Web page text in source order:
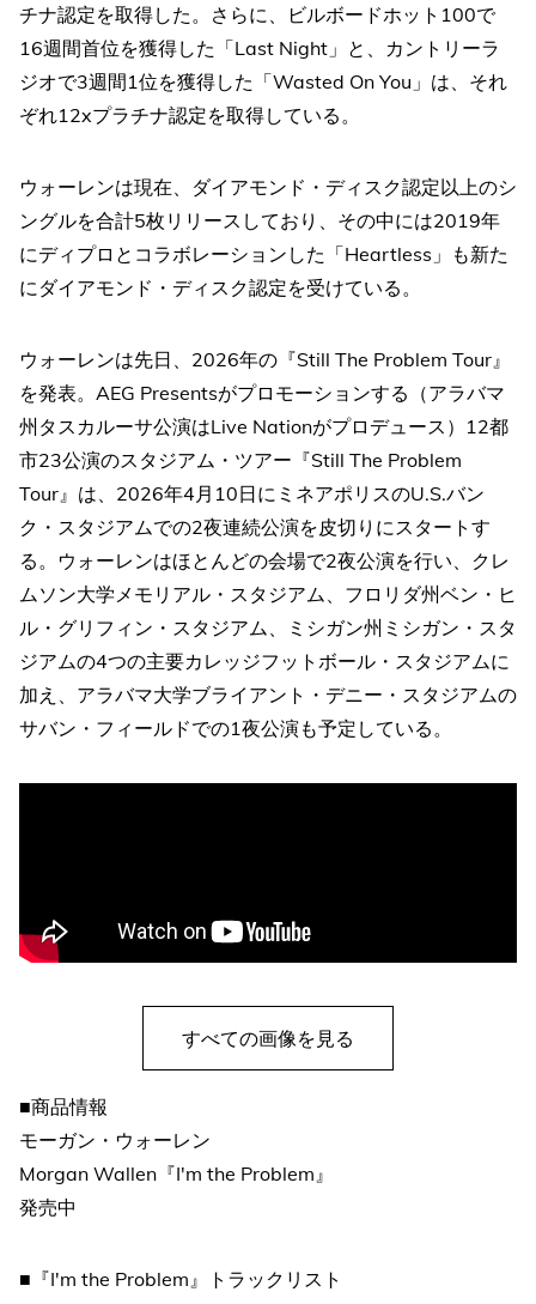
チナ認定を取得した。さらに、ビルボードホット100で
16週間首位を獲得した「Last Night」と、カントリーラ
ジオで3週間1位を獲得した「Wasted On You」は、それ
ぞれ12xプラチナ認定を取得している。
ウォーレンは現在、ダイアモンド・ディスク認定以上のシ
ングルを合計5枚リリースしており、その中には2019年
にディプロとコラボレーションした「Heartless」も新た
にダイアモンド・ディスク認定を受けている。
ウォーレンは先日、2026年の『Still The Problem Tour』
を発表。AEG Presentsがプロモーションする（アラバマ
州タスカルーサ公演はLive Nationがプロデュース）12都
市23公演のスタジアム・ツアー『Still The Problem
Tour』は、2026年4月10日にミネアポリスのU.S.バン
ク・スタジアムでの2夜連続公演を皮切りにスタートす
る。ウォーレンはほとんどの会場で2夜公演を行い、クレ
ムソン大学メモリアル・スタジアム、フロリダ州ベン・ヒ
ル・グリフィン・スタジアム、ミシガン州ミシガン・スタ
ジアムの4つの主要カレッジフットボール・スタジアムに
加え、アラバマ大学ブライアント・デニー・スタジアムの
サバン・フィールドでの1夜公演も予定している。
すべての画像を見る
■商品情報
モーガン・ウォーレン
Morgan Wallen『I'm the Problem』
発売中
■『I'm the Problem』トラックリスト